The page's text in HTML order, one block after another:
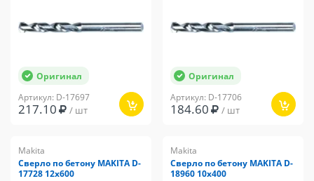
Оригинал
Артикул: D-17697
217.10 / шт
Оригинал
Артикул: D-17706
184.60 / шт
Makita
Сверло по бетону MAKITA D-
17728 12x600
Makita
Сверло по бетону MAKITA D-
18960 10x400